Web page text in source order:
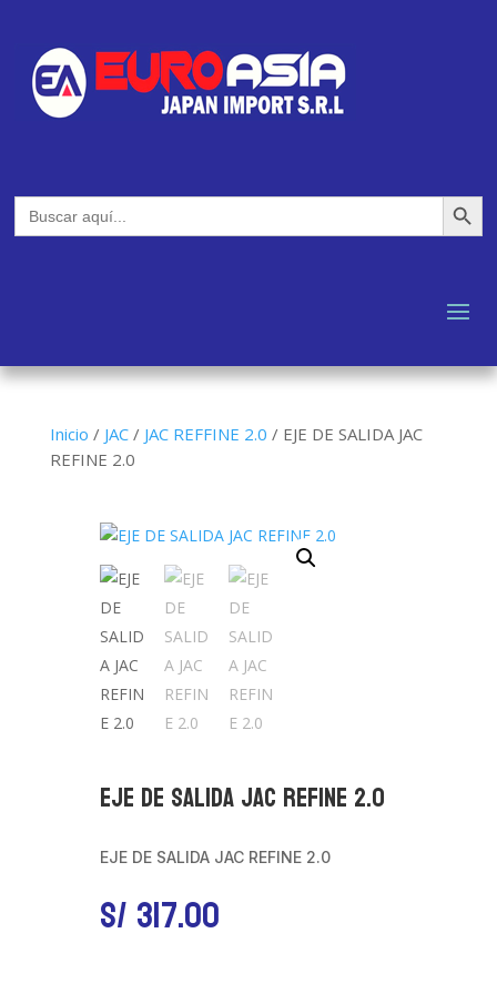
Buscar: Botón de
Inicio / JAC/ JAC REFFINE 2.0 / EJE DE SALIDA JAC
REFINE 2.0
EJE DE SALIDA JAC REFINE 2.0
EJE DE SALIDA JAC REFINE 2.0
S/317.00